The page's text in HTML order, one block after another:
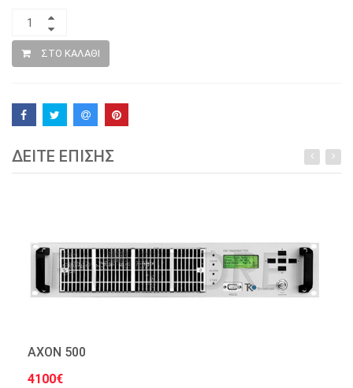
ΣΤΟ ΚΑΛΑΘΙ
ΔΕΙΤΕ ΕΠΙΣΗΣ
AXON 500
4100€